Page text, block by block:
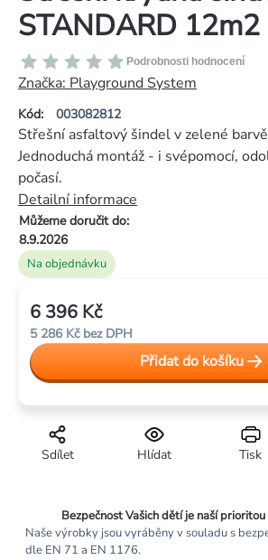
STANDARD 12m2
Kód: 003082812
Průměrné
hodnocení
produktu
je
0,0
5
hvězdiček.
Podrobnosti hodnocení
Značka: Playground System
Na objednávku
Můžeme doručit do:
8.9.2026
Střešní asfaltový šindel v zelené
Jednoduchá montáž - i svépomocí,
počasí.
Detailní informace
Tisk
Hlídat
Sdílet
6 396 Kč
5 286 Kč bez DPH
cena:
Přidat do košíku
Bezpečnost Vašich dětí je naší prioritou
Naše výrobky jsou vyráběny v souladu s
dle EN 71 a EN 1176.